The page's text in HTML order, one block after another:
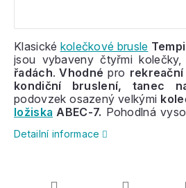
Klasické kolečkové brusle
jsou vybaveny čtyřmi
řadách.Vhodné pro
kondiční bruslení, tanec
podovzek osazený velkými
ložiska ABEC-7. Pohodlná
Detailní informace